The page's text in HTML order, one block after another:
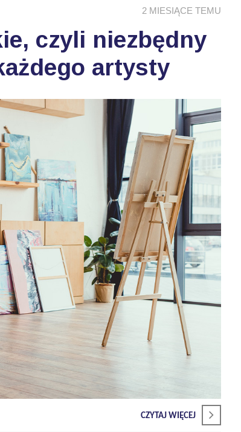
2 MIESIĄCE TEMU
czyli niezbędny
artysty
CZYTAJ WIĘCEJ